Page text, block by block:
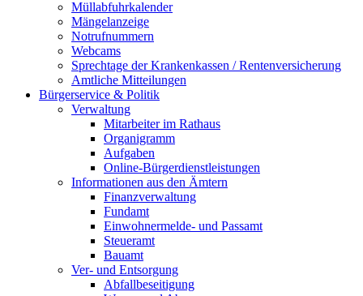
Müllabfuhrkalender
Mängelanzeige
Notrufnummern
Webcams
Sprechtage der Krankenkassen / Rentenversicherung
Amtliche Mitteilungen
Bürgerservice & Politik
Verwaltung
Mitarbeiter im Rathaus
Organigramm
Aufgaben
Online-Bürgerdienstleistungen
Informationen aus den Ämtern
Finanzverwaltung
Fundamt
Einwohnermelde- und Passamt
Steueramt
Bauamt
Ver- und Entsorgung
Abfallbeseitigung